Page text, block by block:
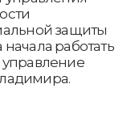
защиты
работать
управление